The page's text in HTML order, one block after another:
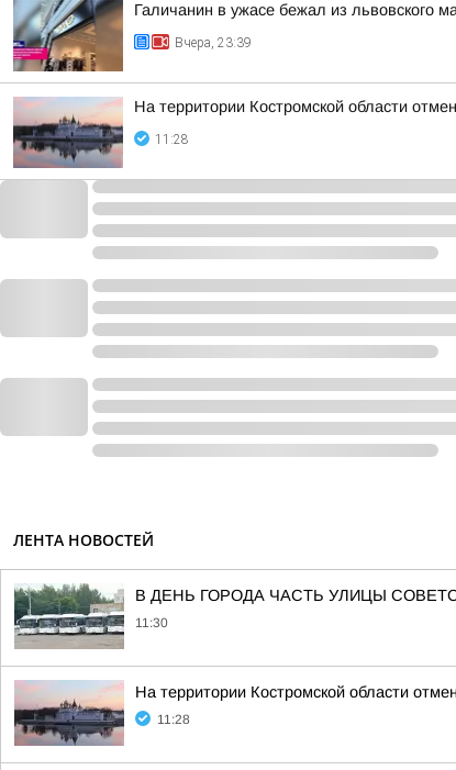
Галичанин в ужасе бежал из львовского
Вчера, 23:39
На территории Костромской области
11:28
ЛЕНТА НОВОСТЕЙ
В ДЕНЬ ГОРОДА ЧАСТЬ УЛИЦЫ
11:30
На территории Костромской области
11:28